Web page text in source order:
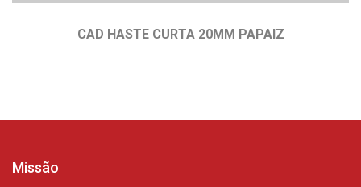
CAD HASTE CURTA 20MM PAPAIZ
Missão